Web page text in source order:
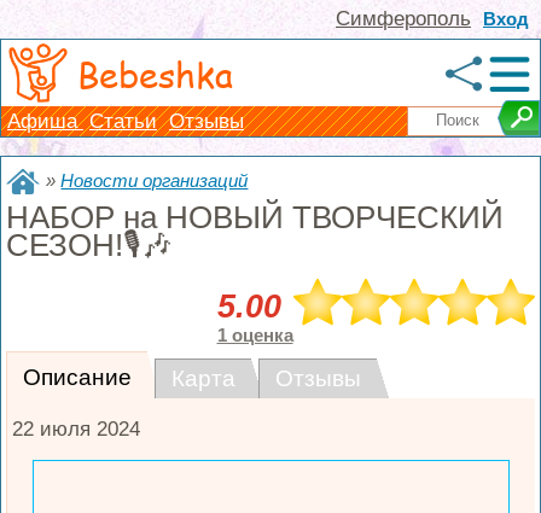
Вход
Симферополь
Bebeshka
Афиша Статьи Отзывы
»Новости организаций
НАБОР на НОВЫЙ ТВОРЧЕСКИЙ
СЕЗОН!🎙️🎶
5.00
1 оценка
Описание Карта Отзывы
22 июля 2024